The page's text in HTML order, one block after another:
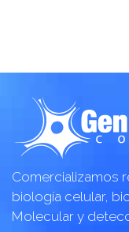
Comercializamos
biología celular,
Molecular y